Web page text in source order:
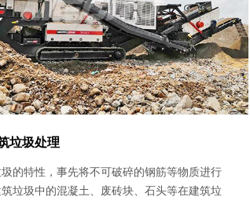
垃圾处理
的特性，事先将不可破碎的钢筋等物质进行
垃圾中的混凝土、废砖块、石头等在建筑垃